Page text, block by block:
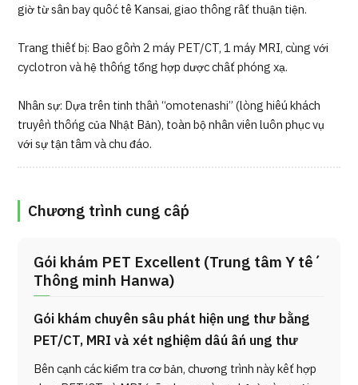
giờ từ sân bay quốc tế Kansai, giao thông rất thuận tiện.
Trang thiết bị: Bao gồm 2 máy PET/CT, 1 máy MRI, cùng với
cyclotron và hệ thống tổng hợp dược chất phóng xạ.
Nhân sự: Dựa trên tinh thần “omotenashi” (lòng hiếu khách
truyền thống của Nhật Bản), toàn bộ nhân viên luôn phục vụ
với sự tận tâm và chu đáo.
Chương trình cung cấp
Gói khám PET Excellent (Trung tâm Y tế
Thông minh Hanwa)
Gói khám chuyên sâu phát hiện ung thư bằng
PET/CT, MRI và xét nghiệm dấu ấn ung thư
Bên cạnh các kiểm tra cơ bản, chương trình này kết hợp